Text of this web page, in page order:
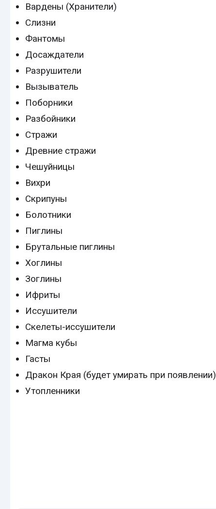
Вардены (Хранители)
Слизни
Фантомы
Досаждатели
Разрушители
Вызыватель
Поборники
Разбойники
Стражи
Древние стражи
Чешуйницы
Вихри
Скрипуны
Болотники
Пиглины
Брутальные пиглины
Хоглины
Зоглины
Ифриты
Иссушители
Скелеты-иссушители
Магма кубы
Гасты
Дракон Края (будет умирать при появлении)
Утопленники